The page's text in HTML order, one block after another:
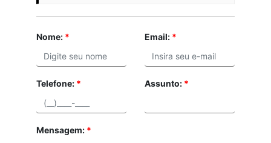
Nome: * Email: *
Telefone: * Assunto: *
Mensagem: *